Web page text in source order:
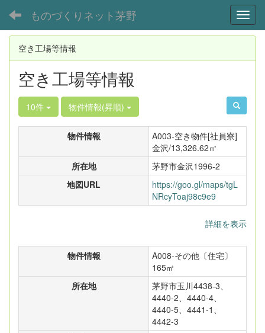
ものづくりネット茅野
空き工場等情報
空き工場等情報
10件 物件情報(昇順)
物件情報
A003-空き物件[社員寮]
金沢/13,326.62㎡
所在地
茅野市金沢1996-2
地図URL
https://goo.gl/maps/tgL
NRcyToaj98c9e9
詳細を表示
物件情報
A008-その他〔住宅〕
165㎡
所在地
茅野市玉川4438-3、
4440-2、4440-4、
4440-5、4441-1、
4442-3